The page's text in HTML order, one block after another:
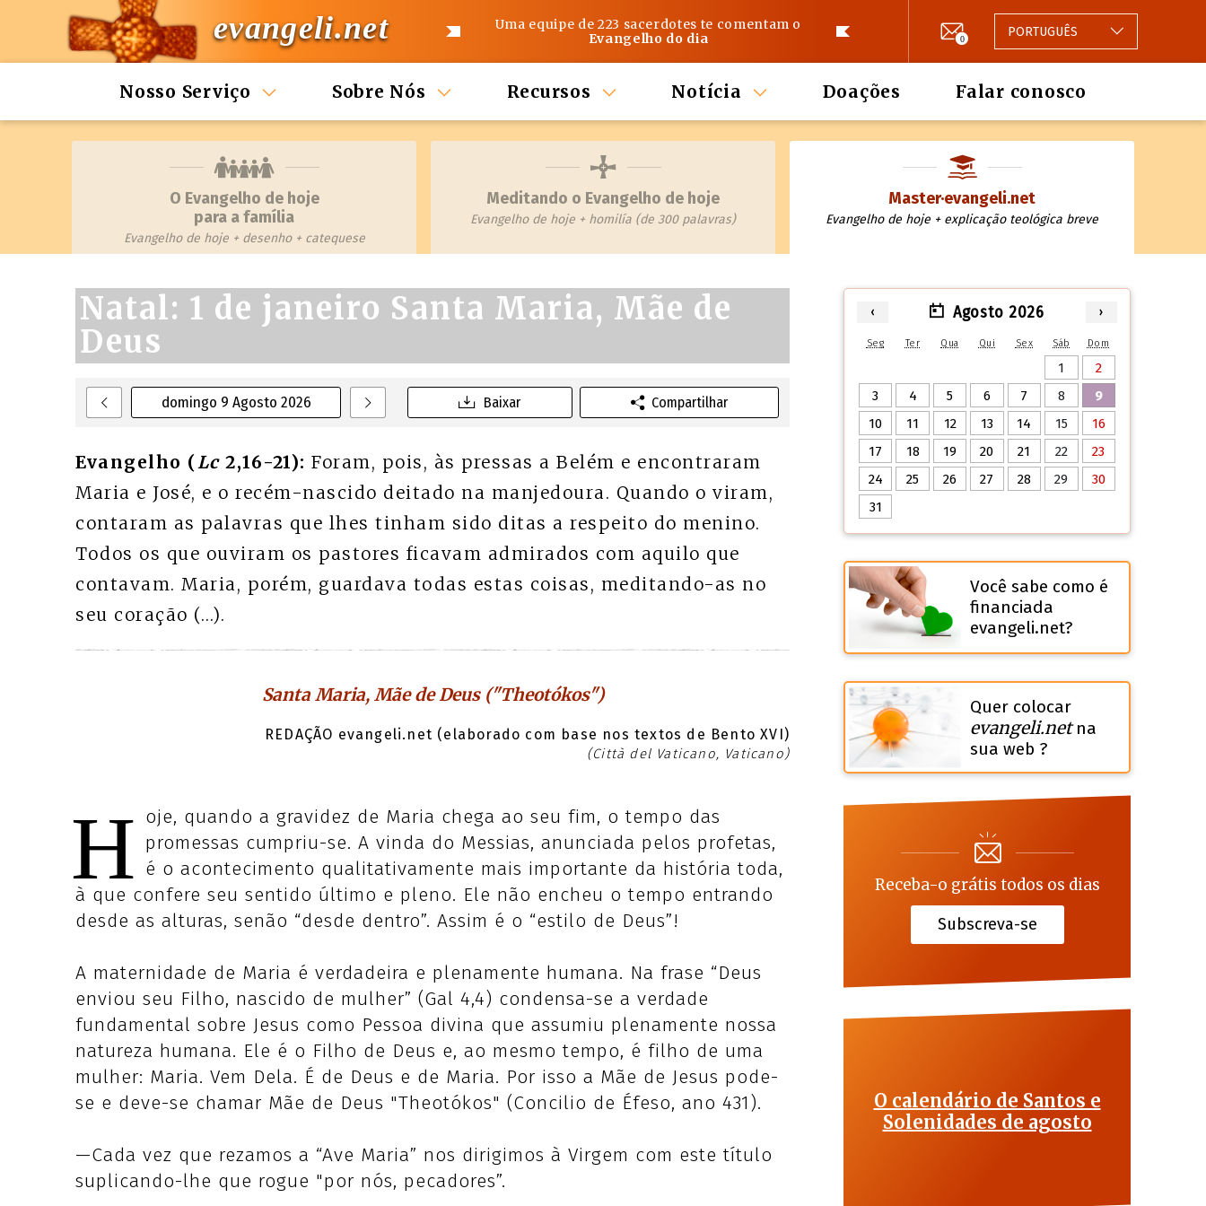
evangeli.net
Uma equipe de 223 sacerdotes te comentam o
Evangelho do dia
0 PORTUGUÊS
Nosso Serviço Sobre Nós Recursos Notícia Doações Falar conosco
O Evangelho de hoje
para a família
Evangelho de hoje + desenho + catequese
Meditando o Evangelho de hoje
Evangelho de hoje + homilía (de 300 palavras)
Master·evangeli.net
Evangelho de hoje + explicação teológica breve
domingo 9 Agosto 2026
Natal: 1 de janeiro Santa Maria, Mãe de
Deus
Baixar Compartilhar
Evangelho (Lc2,16-21): Foram, pois, às pressas a Belém e encontraram
Maria e José, e o recém-nascido deitado na manjedoura. Quando o viram,
contaram as palavras que lhes tinham sido ditas a respeito do menino.
Todos os que ouviram os pastores ficavam admirados com aquilo que
contavam. Maria, porém, guardava todas estas coisas, meditando-as no
seu coração (…).
Santa Maria, Mãe de Deus ("Theotókos")
REDAÇÃO evangeli.net (elaborado com base nos textos de Bento XVI)
(Città del Vaticano, Vaticano)
H oje, quando a gravidez de Maria chega ao seu fim, o tempo das
promessas cumpriu-se. A vinda do Messias, anunciada pelos profetas,
é o acontecimento qualitativamente mais importante da história toda,
à que confere seu sentido último e pleno. Ele não encheu o tempo entrando
desde as alturas, senão “desde dentro”. Assim é o “estilo de Deus”!
A maternidade de Maria é verdadeira e plenamente humana. Na frase “Deus
enviou seu Filho, nascido de mulher” (Gal 4,4) condensa-se a verdade
fundamental sobre Jesus como Pessoa divina que assumiu plenamente nossa
natureza humana. Ele é o Filho de Deus e, ao mesmo tempo, é filho de uma
mulher: Maria. Vem Dela. É de Deus e de Maria. Por isso a Mãe de Jesus pode-
se e deve-se chamar Mãe de Deus "Theotókos" (Concilio de Éfeso, ano 431).
—Cada vez que rezamos a “Ave Maria” nos dirigimos à Virgem com este título
suplicando-lhe que rogue "por nós, pecadores”.
‹ Agosto 2026 ›
Seg Ter Qua Qui Sex Sáb Dom
1
2
3
4 5 6 7 8
9
10
11 12 13 14 15
16
17
18 19 20 21 22
23
24
25 26 27 28 29
30
31
Você sabe como é
financiada
evangeli.net?
Quer colocar
evangeli.netna
sua web ?
Receba-o grátis todos os dias
Subscreva-se
O calendário de Santos e
Solenidades de agosto